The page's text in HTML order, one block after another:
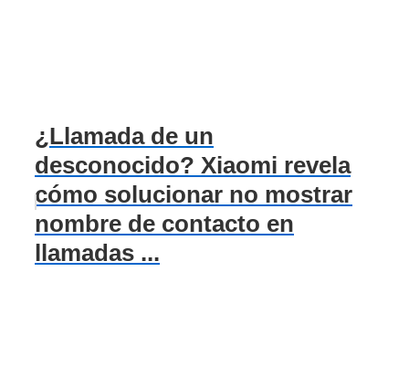
¿Llamada de un
desconocido? Xiaomi revela
cómo solucionar no mostrar
nombre de contacto en
llamadas ...